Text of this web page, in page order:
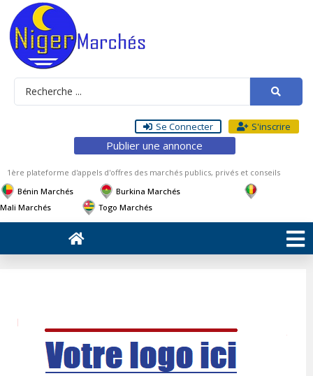
Se Connecter S'inscrire
Publier une annonce
1ère plateforme d'appels d'offres des marchés publics, privés et conseils
Bénin Marchés
Burkina Marchés
Mali Marchés
Togo Marchés